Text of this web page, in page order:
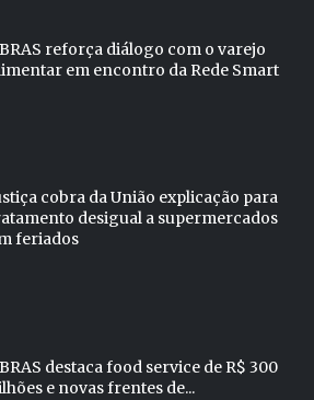
reforça diálogo com o varejo
em encontro da Rede Smart
cobra da União explicação para
desigual a supermercados
feriados
destaca food service de R$ 300
e novas frentes de...